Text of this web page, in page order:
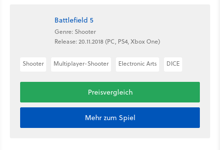
Battlefield 5
Genre: Shooter
Release: 20.11.2018 (PC, PS4, Xbox One)
Shooter Multiplayer-Shooter Electronic Arts DICE
Preisvergleich
Mehr zum Spiel